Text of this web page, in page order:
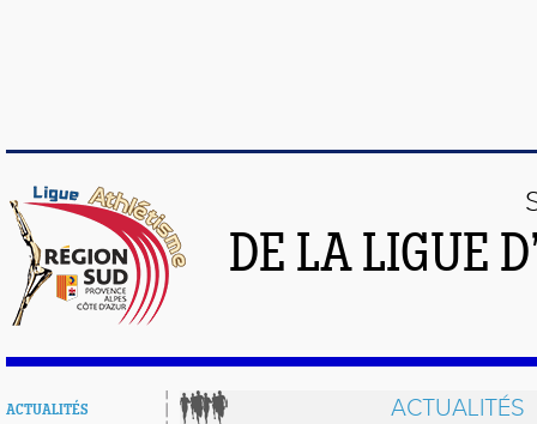
DE LA LIGUE
ACTUALITÉS ACTUALITÉS